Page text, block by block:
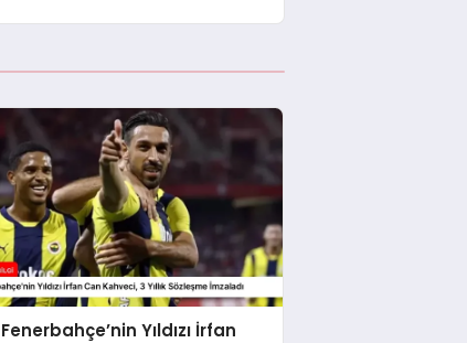
Fenerbahçe’nin Yıldızı İrfan